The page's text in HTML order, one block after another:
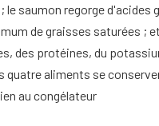
le saumon regorge d'acides
de graisses saturées ;
des protéines, du
quatre aliments se
au congélateur